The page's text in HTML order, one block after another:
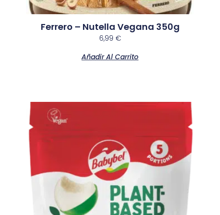
Ferrero – Nutella Vegana 350g
6,99 €
Añadir Al Carrito